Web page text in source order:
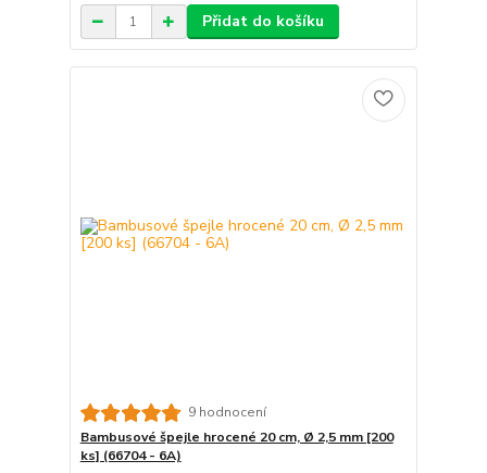
Přidat do košíku
9 hodnocení
Bambusové špejle hrocené 20 cm, Ø 2,5 mm [200
ks] (66704 - 6A)